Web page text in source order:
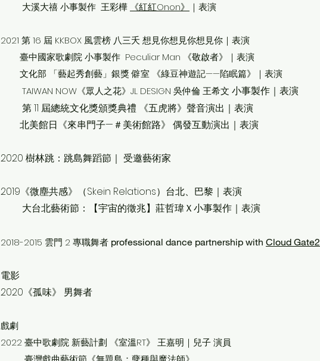
大溪大禧 小事製作 王彩樺 《紅紅Onon》 ｜表演
2021 第 16 屆 KKBOX 風雲榜 八三夭 想見你想見你想見你｜表演
臺中國家歌劇院 小事製作 Peculiar Man 《敬啟者》｜表演
文化部 「藝起秀創藝」銀獎 僻室 《綠豆神遊記——陷眠篇》｜表演
TAIWAN NOW《眾人之花》JL DESIGN 吳仲倫 王希文 小事製作 ｜表演
第 11 屆總統文化獎頒獎典禮 《五虎將》聲音演出｜表演
北美館日《來串門子—＃美術館路》 偶發互動演出｜表演
2020 樹林跳：跳島舞蹈節｜ 受邀藝術家
2019《微塵共感》（Skein Relations）台北、巴黎｜表演
大台北藝術節：【宇宙的徵兆】莊哲瑋Ｘ小事製作 ｜表演
2018-2015 雲門 2 專職舞者 professional dance partnership with Cloud Gate2
電影
2020《孤味》 男舞者
戲劇
2022 臺中歌劇院 新藝計劃 《室溫RT》 王嘉明｜兒子 演員